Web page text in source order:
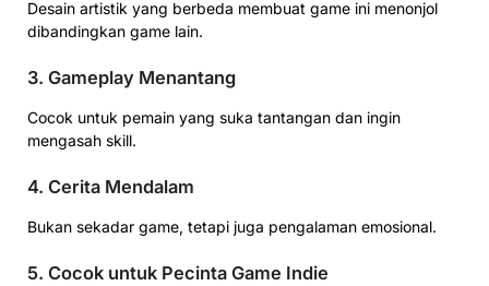
Desain artistik yang berbeda membuat game ini menonjol
dibandingkan game lain.
3. Gameplay Menantang
Cocok untuk pemain yang suka tantangan dan ingin
mengasah skill.
4. Cerita Mendalam
Bukan sekadar game, tetapi juga pengalaman emosional.
5. Cocok untuk Pecinta Game Indie